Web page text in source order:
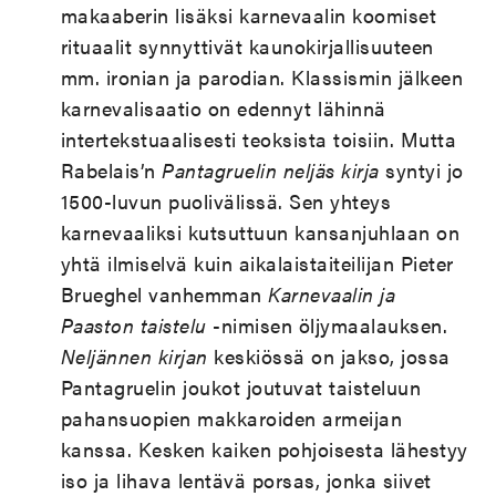
makaaberin lisäksi karnevaalin koomiset
rituaalit synnyttivät kaunokirjallisuuteen
mm. ironian ja parodian. Klassismin jälkeen
karnevalisaatio on edennyt lähinnä
intertekstuaalisesti teoksista toisiin. Mutta
Rabelais’nPantagruelin neljäs kirja syntyi jo
1500-luvun puolivälissä. Sen yhteys
karnevaaliksi kutsuttuun kansanjuhlaan on
yhtä ilmiselvä kuin aikalaistaiteilijan Pieter
Brueghel vanhemmanKarnevaalin ja
Paaston taistelu -nimisen öljymaalauksen.
Neljännen kirjan keskiössä on jakso, jossa
Pantagruelin joukot joutuvat taisteluun
pahansuopien makkaroiden armeijan
kanssa. Kesken kaiken pohjoisesta lähestyy
iso ja lihava lentävä porsas, jonka siivet